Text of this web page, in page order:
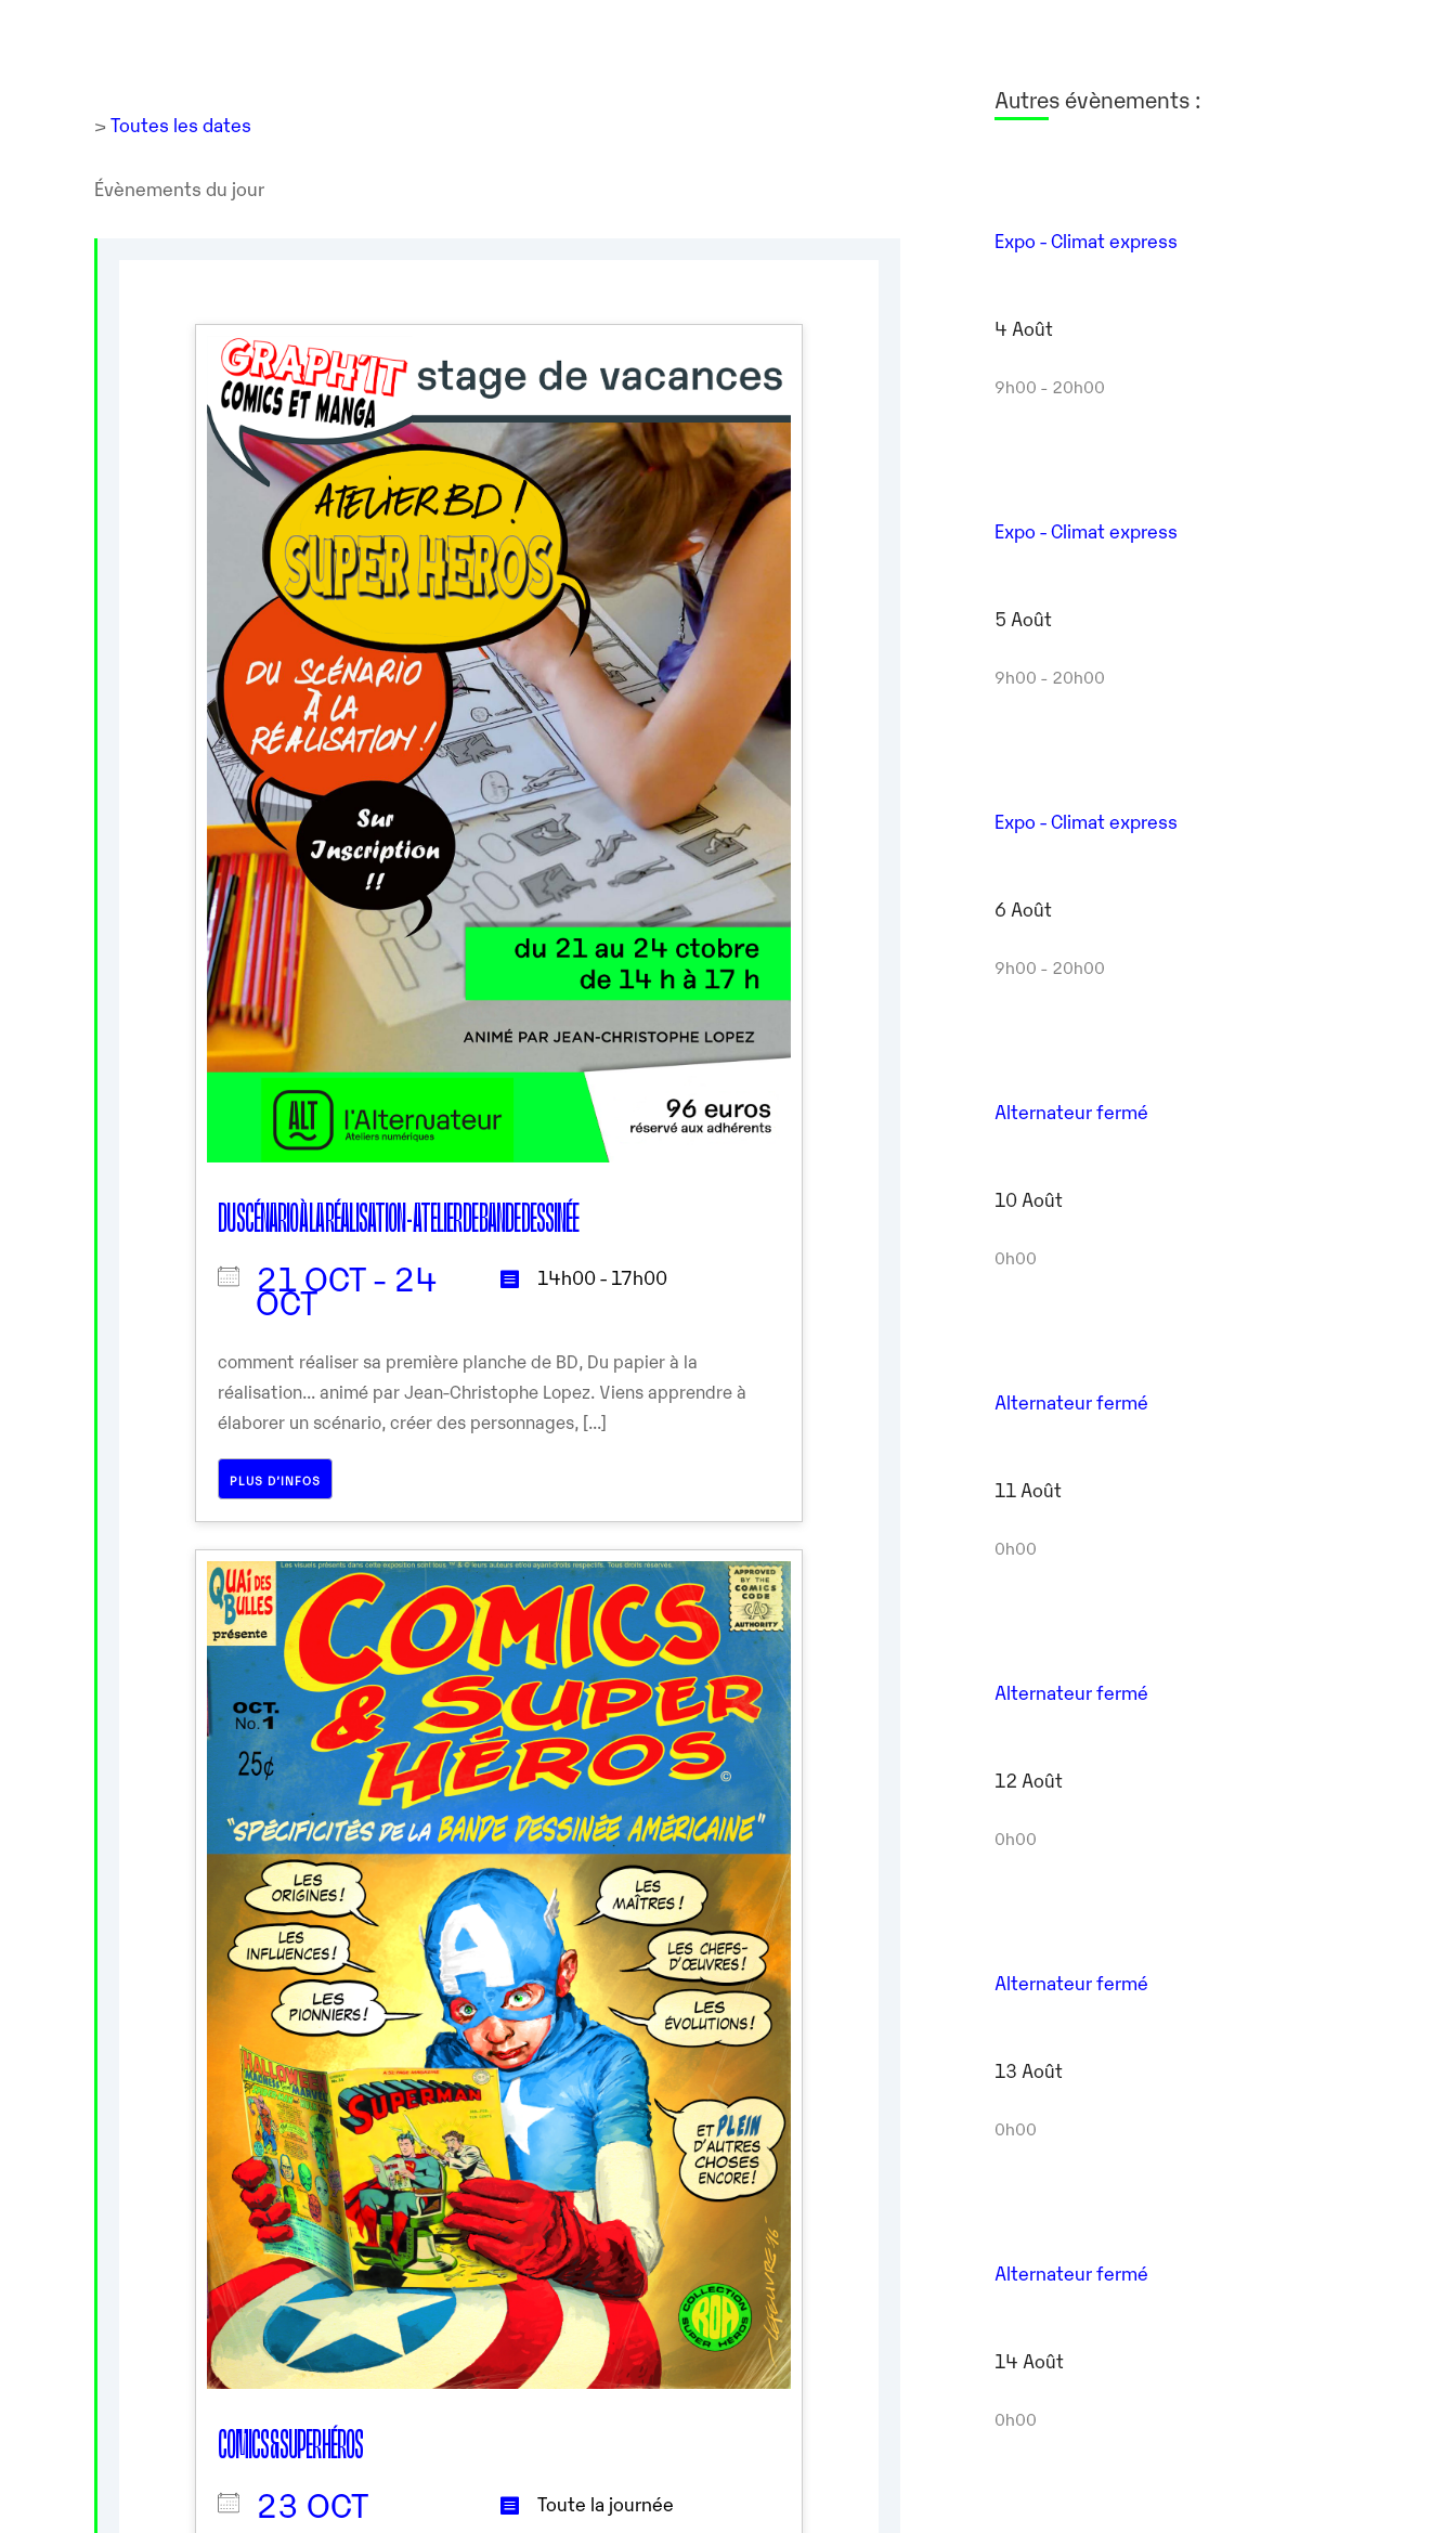
> Toutes les dates
Évènements du jour
DU SCÉNARIO À LA RÉALISATION - ATELIER DE BANDE DESSINÉE
21 OCT - 24
OCT
14h00 - 17h00
comment réaliser sa première planche de BD, Du papier à la
réalisation... animé par Jean-Christophe Lopez. Viens apprendre à
élaborer un scénario, créer des personnages, [...]
PLUS D’INFOS
COMICS & SUPER HÉROS
23 OCT Toute la journée
Autres évènements :
Expo - Climat express
4 Août
9h00 - 20h00
Expo - Climat express
5 Août
9h00 - 20h00
Expo - Climat express
6 Août
9h00 - 20h00
Alternateur fermé
10 Août
0h00
Alternateur fermé
11 Août
0h00
Alternateur fermé
12 Août
0h00
Alternateur fermé
13 Août
0h00
Alternateur fermé
14 Août
0h00